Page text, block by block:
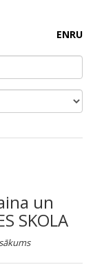
ENRU
un
SKOLA